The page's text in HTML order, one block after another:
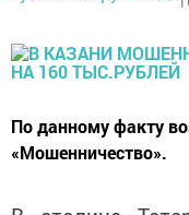
По данному факту
«Мошенничество».